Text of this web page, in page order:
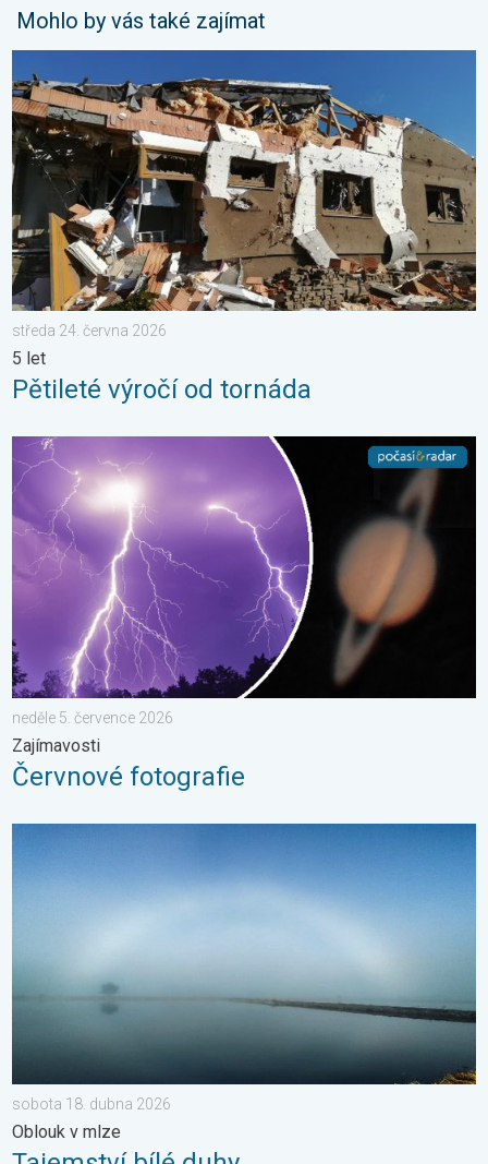
Mohlo by vás také zajímat
středa 24. června 2026
5 let
Pětileté výročí od tornáda
Červnové fotografie. Zajímavosti. . . neděle 5. července 2026
neděle 5. července 2026
Zajímavosti
Červnové fotografie
sobota 18. dubna 2026
Oblouk v mlze